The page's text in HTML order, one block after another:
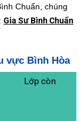
Chuẩn, chúng
Gia Sư Bình Chuẩn
vực Bình Hòa
Lớp còn